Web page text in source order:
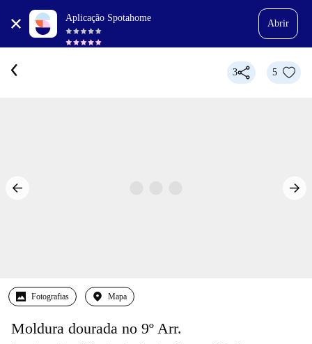
Aplicação Spotahome
Abrir
3 5
Fotografias Mapa
Moldura dourada no 9º Arr.